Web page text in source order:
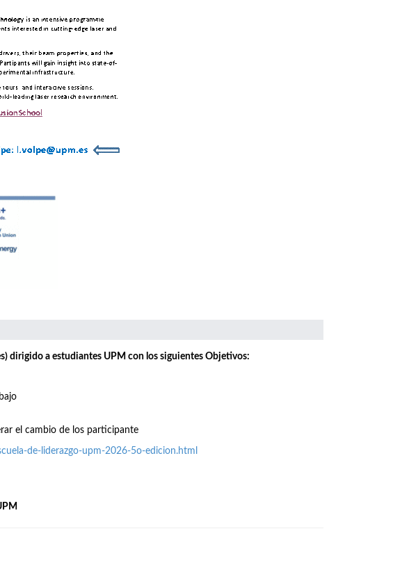
dirigido a estudiantes UPM con los siguientes Objetivos:
el cambio de los participante
de-liderazgo-upm-2026-5o-edicion.html